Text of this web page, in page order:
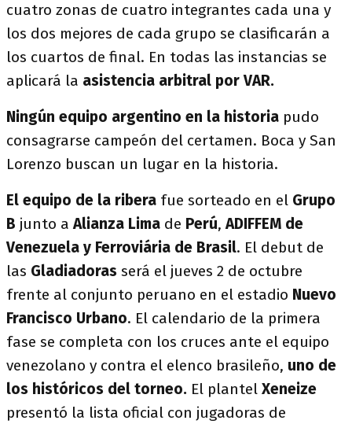
cuatro zonas de cuatro integrantes cada una y
los dos mejores de cada grupo se clasificarán a
los cuartos de final. En todas las instancias se
aplicará la asistencia arbitral por VAR.
Ningún equipo argentino en la historia pudo
consagrarse campeón del certamen. Boca y San
Lorenzo buscan un lugar en la historia.
El equipo de la ribera fue sorteado en el Grupo
B junto aAlianza Lima de Perú,ADIFFEM de
Venezuela y Ferroviária de Brasil. El debut de
las Gladiadoras será el jueves 2 de octubre
frente al conjunto peruano en el estadio Nuevo
Francisco Urbano. El calendario de la primera
fase se completa con los cruces ante el equipo
venezolano y contra el elenco brasileño, uno de
los históricos del torneo. El plantel Xeneize
presentó la lista oficial con jugadoras de